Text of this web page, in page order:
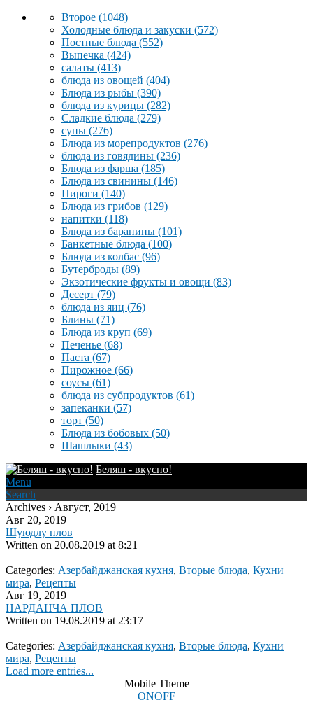
Второе (1048)
Холодные блюда и закуски (572)
Постные блюда (552)
Выпечка (424)
салаты (413)
блюда из овощей (404)
Блюда из рыбы (390)
блюда из курицы (282)
Сладкие блюда (279)
супы (276)
Блюда из морепродуктов (276)
блюда из говядины (236)
Блюда из фарша (185)
Блюда из свинины (146)
Пироги (140)
Блюда из грибов (129)
напитки (118)
Блюда из баранины (101)
Банкетные блюда (100)
Блюда из колбас (96)
Бутерброды (89)
Экзотические фрукты и овощи (83)
Десерт (79)
блюда из яиц (76)
Блины (71)
Блюда из круп (69)
Печенье (68)
Паста (67)
Пирожное (66)
соусы (61)
блюда из субпродуктов (61)
запеканки (57)
торт (50)
Блюда из бобовых (50)
Шашлыки (43)
Беляш - вкусно!
Menu
Search
Archives › Август, 2019
Авг 20, 2019
Шуюдлу плов
Written on 20.08.2019 at 8:21
Categories: Азербайджанская кухня, Вторые блюда, Кухни
мира, Рецепты
Авг 19, 2019
НАРДАНЧА ПЛОВ
Written on 19.08.2019 at 23:17
Categories: Азербайджанская кухня, Вторые блюда, Кухни
мира, Рецепты
Load more entries...
Mobile Theme
ONOFF